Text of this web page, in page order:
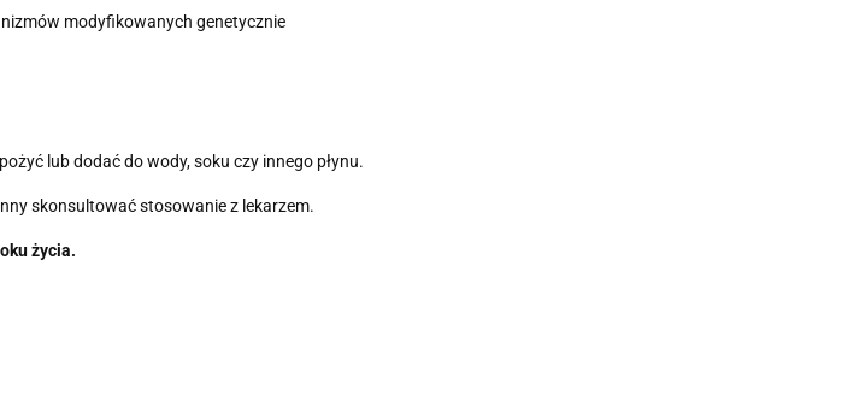
modyfikowanych genetycznie
lub dodać do wody, soku czy innego płynu.
skonsultować stosowanie z lekarzem.
życia.